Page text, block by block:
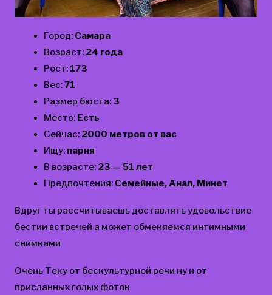
Город: Самара
Возраст: 24 года
Рост: 173
Вес:71
Размер бюста: 3
Место: Есть
Сейчас: 2000 метров от вас
Ищу: парня
В возрасте: 23 — 51 лет
Предпочтения: Семейные, Анал, Минет
Вдруг ты рассчитываешь доставлять удовольствие
бестии встречей а может обменяемся интимными
снимками
Очень Теку от бескультурной речи ну и от
присланных голых фоток